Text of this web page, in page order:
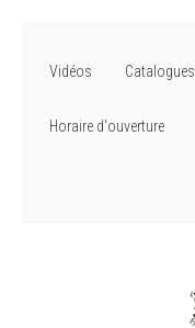
Vidéos Catalogues
Horaire d'ouverture